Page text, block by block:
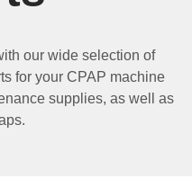
our wide selection of
for your CPAP machine
supplies, as well as